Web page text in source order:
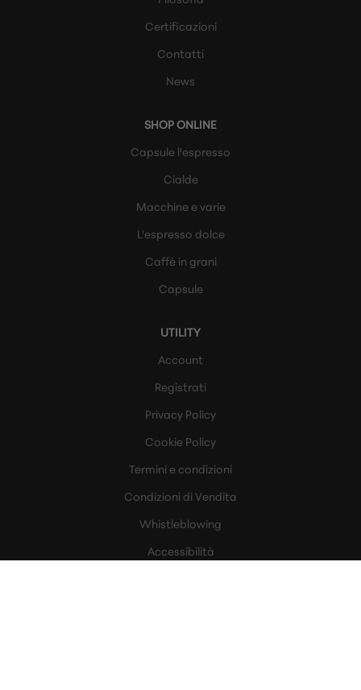
Certificazioni
Contatti
News
SHOP ONLINE
Capsule l'espresso
Cialde
Macchine e varie
L'espresso dolce
Caffè in grani
Capsule
UTILITY
Account
Registrati
Privacy Policy
Cookie Policy
Termini e condizioni
Condizioni di Vendita
Whistleblowing
Accessibilità